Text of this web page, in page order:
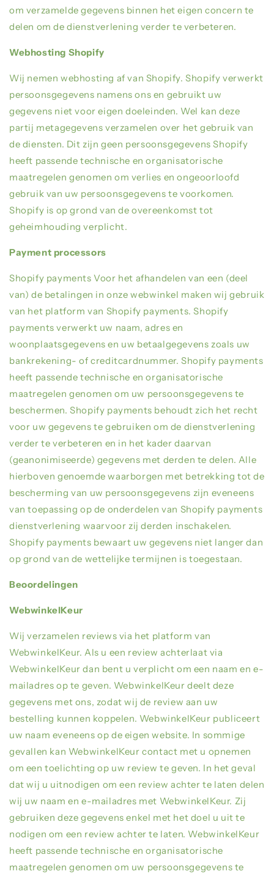
om verzamelde gegevens binnen het eigen concern te
delen om de dienstverlening verder te verbeteren.
Webhosting Shopify
Wij nemen webhosting af van Shopify. Shopify verwerkt
persoonsgegevens namens ons en gebruikt uw
gegevens niet voor eigen doeleinden. Wel kan deze
partij metagegevens verzamelen over het gebruik van
de diensten. Dit zijn geen persoonsgegevens Shopify
heeft passende technische en organisatorische
maatregelen genomen om verlies en ongeoorloofd
gebruik van uw persoonsgegevens te voorkomen.
Shopify is op grond van de overeenkomst tot
geheimhouding verplicht.
Payment processors
Shopify payments Voor het afhandelen van een (deel
van) de betalingen in onze webwinkel maken wij gebruik
van het platform van Shopify payments. Shopify
payments verwerkt uw naam, adres en
woonplaatsgegevens en uw betaalgegevens zoals uw
bankrekening- of creditcardnummer. Shopify payments
heeft passende technische en organisatorische
maatregelen genomen om uw persoonsgegevens te
beschermen. Shopify payments behoudt zich het recht
voor uw gegevens te gebruiken om de dienstverlening
verder te verbeteren en in het kader daarvan
(geanonimiseerde) gegevens met derden te delen. Alle
hierboven genoemde waarborgen met betrekking tot de
bescherming van uw persoonsgegevens zijn eveneens
van toepassing op de onderdelen van Shopify payments
dienstverlening waarvoor zij derden inschakelen.
Shopify payments bewaart uw gegevens niet langer dan
op grond van de wettelijke termijnen is toegestaan.
Beoordelingen
WebwinkelKeur
Wij verzamelen reviews via het platform van
WebwinkelKeur. Als u een review achterlaat via
WebwinkelKeur dan bent u verplicht om een naam en e-
mailadres op te geven. WebwinkelKeur deelt deze
gegevens met ons, zodat wij de review aan uw
bestelling kunnen koppelen. WebwinkelKeur publiceert
uw naam eveneens op de eigen website. In sommige
gevallen kan WebwinkelKeur contact met u opnemen
om een toelichting op uw review te geven. In het geval
dat wij u uitnodigen om een review achter te laten delen
wij uw naam en e-mailadres met WebwinkelKeur. Zij
gebruiken deze gegevens enkel met het doel u uit te
nodigen om een review achter te laten. WebwinkelKeur
heeft passende technische en organisatorische
maatregelen genomen om uw persoonsgegevens te